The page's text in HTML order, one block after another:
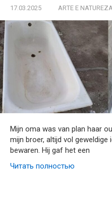
17.03.2025 ARTE E NATUREZA
Mijn oma was van plan haar
mijn broer, altijd vol
bewaren. Hij gaf het een
Читать полностью